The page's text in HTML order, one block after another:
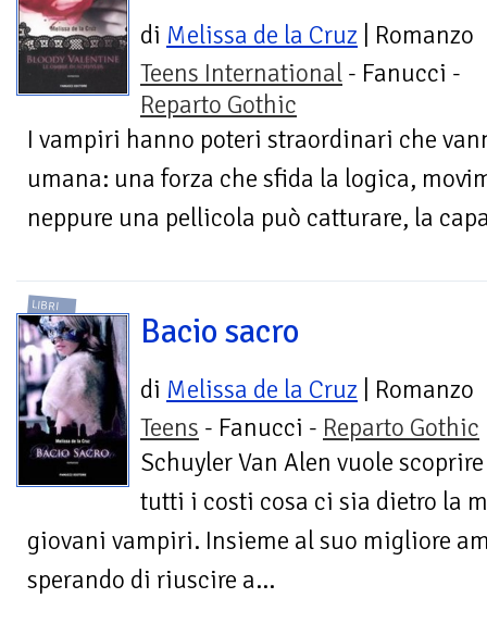
di Melissa de la Cruz | Romanzo
Teens International - Fanucci -
Reparto Gothic
I vampiri hanno poteri straordinari che
umana: una forza che sfida la logica,
neppure una pellicola può catturare, la
LIBRI
Bacio sacro
di Melissa de la Cruz | Romanzo
Teens - Fanucci - Reparto Gothic
Schuyler Van Alen vuole
tutti i costi cosa ci sia dietro la
giovani vampiri. Insieme al suo migliore
sperando di riuscire a...